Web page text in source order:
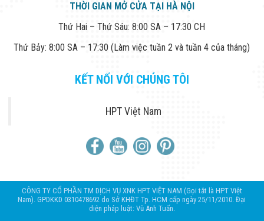
THỜI GIAN MỞ CỬA TẠI HÀ NỘI
Thứ Hai – Thứ Sáu: 8:00 SA – 17:30 CH
Thứ Bảy: 8:00 SA – 17:30 (Làm việc tuần 2 và tuần 4 của tháng)
KẾT NỐI VỚI CHÚNG TÔI
HPT Việt Nam
CÔNG TY CỔ PHẦN TM DỊCH VỤ XNK HPT VIỆT NAM (Gọi tắt là HPT Việt
Nam). GPDKKD 0310478692 do Sở KHĐT Tp. HCM cấp ngày 25/11/2010. Đại
diện pháp luật: Vũ Anh Tuấn.